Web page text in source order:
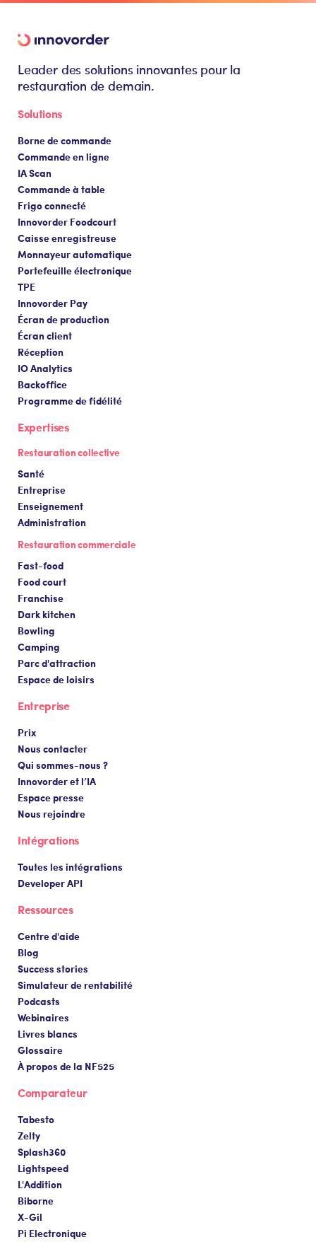
Leader des solutions innovantes pour la
restauration de demain.
Solutions
Borne de commande
Commande en ligne
IA Scan
Commande à table
Frigo connecté
Innovorder Foodcourt
Caisse enregistreuse
Monnayeur automatique
Portefeuille électronique
TPE
Innovorder Pay
Écran de production
Écran client
Réception
IO Analytics
Backoffice
Programme de fidélité
Expertises
Restauration collective
Santé
Entreprise
Enseignement
Administration
Restauration commerciale
Fast-food
Food court
Franchise
Dark kitchen
Bowling
Camping
Parc d'attraction
Espace de loisirs
Entreprise
Prix
Nous contacter
Qui sommes-nous ?
Innovorder et l’IA
Espace presse
Nous rejoindre
Intégrations
Toutes les intégrations
Developer API
Ressources
Centre d'aide
Blog
Success stories
Simulateur de rentabilité
Podcasts
Webinaires
Livres blancs
Glossaire
À propos de la NF525
Comparateur
Tabesto
Zelty
Splash360
Lightspeed
L'Addition
Biborne
X-Gil
Pi Electronique